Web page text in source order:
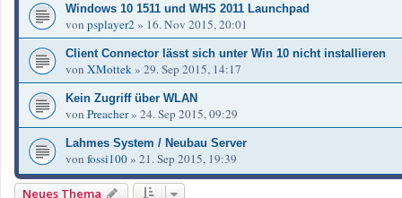
Windows 10 1511 und WHS 2011 Launchpad
von psplayer2 » 16. Nov 2015, 20:01
Client Connector lässt sich unter Win 10 nicht installieren
von XMottek» 29. Sep 2015, 14:17
Kein Zugriff über WLAN
von Preacher» 24. Sep 2015, 09:29
Lahmes System / Neubau Server
von fossi100» 21. Sep 2015, 19:39
Neues Thema